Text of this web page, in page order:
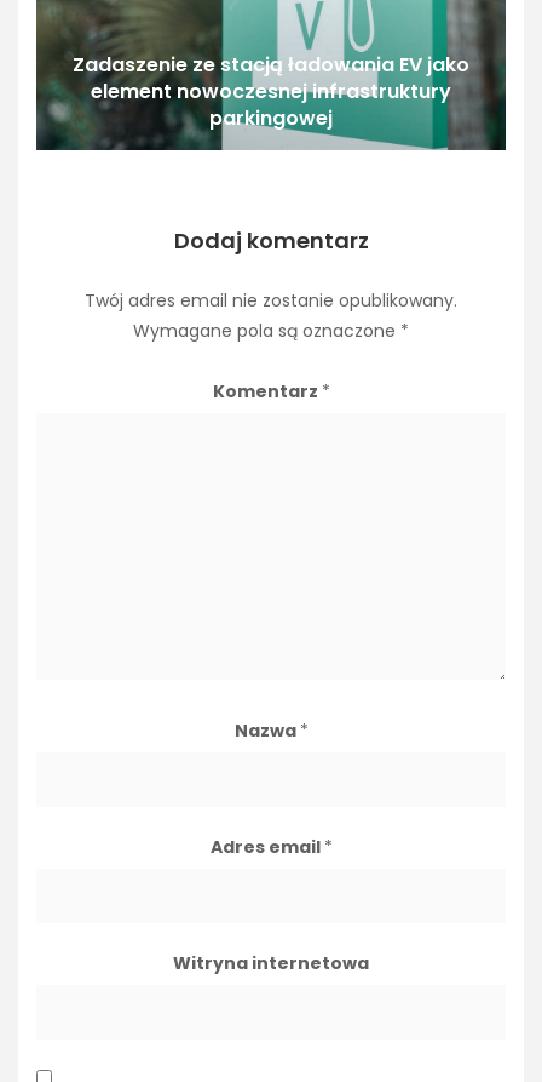
Zadaszenie ze stacją ładowania EV jako
element nowoczesnej infrastruktury
parkingowej
Dodaj komentarz
Twój adres email nie zostanie opublikowany.
Wymagane pola są oznaczone *
Komentarz *
Nazwa *
Adres email *
Witryna internetowa